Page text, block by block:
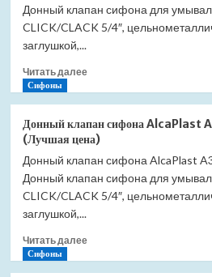
A392
click/clack
Донный клапан сифона для
CLICK/CLACK 5/4″,
заглушкой,...
Читать далееПрочитать
клапан
сифона
AlcaPlast
A391
click/clack
Сифоны
Донный клапан сифона
(Лучшая цена)
Донный клапан сифона AlcaPlast
Донный клапан сифона для
CLICK/CLACK 5/4″,
заглушкой,...
Читать далееПрочитать
Сифоны